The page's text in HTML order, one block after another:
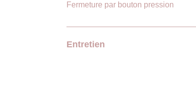
Fermeture par bouton pression
Entretien